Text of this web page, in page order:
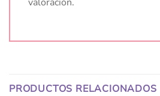
PRODUCTOS RELACIONADOS